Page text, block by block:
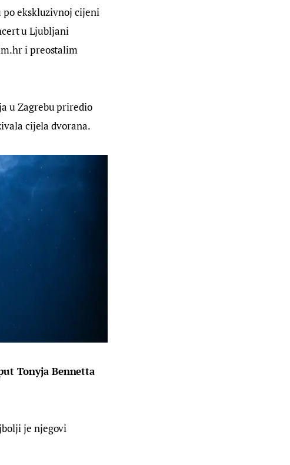
po ekskluzivnoj cijeni
u Ljubljani
i preostalim
u Zagrebu priredio
cijela dvorana.
Tonyja Bennetta
je njegovi